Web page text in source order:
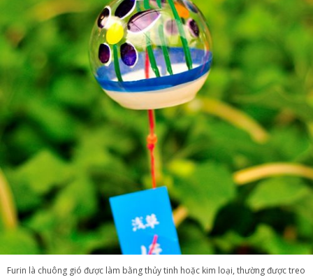
Furin là chuông gió được làm bằng thủy tinh hoặc kim loại, thường được treo